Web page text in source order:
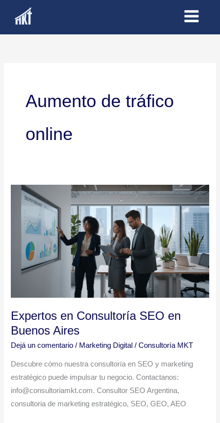
Aumento de tráfico
online
Expertos en Consultoría SEO en
Buenos Aires
Dejá un comentario / Marketing Digital /Consultoría MKT
Descubre cómo nuestra consultoría en SEO y marketing
estratégico puede impulsar tu negocio. Contactanos:
info@consultoriamkt.com. Consultor SEO Argentina,
consultoria de marketing estratégico, SEO, GEO, AEO
Expertos
Consultoría
SEO
Buenos
Aires